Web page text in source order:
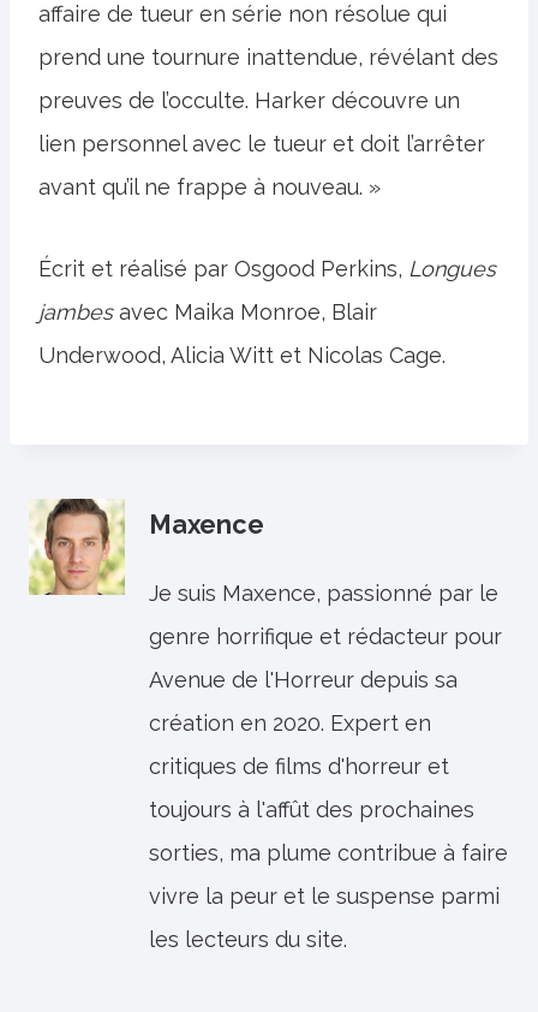
affaire de tueur en série non résolue qui
prend une tournure inattendue, révélant des
preuves de l’occulte. Harker découvre un
lien personnel avec le tueur et doit l’arrêter
avant qu’il ne frappe à nouveau. »
Écrit et réalisé par Osgood Perkins, Longues
jambesavec Maika Monroe, Blair
Underwood, Alicia Witt et Nicolas Cage.
Maxence
Je suis Maxence, passionné par le
genre horrifique et rédacteur pour
Avenue de l'Horreur depuis sa
création en 2020. Expert en
critiques de films d'horreur et
toujours à l'affût des prochaines
sorties, ma plume contribue à faire
vivre la peur et le suspense parmi
les lecteurs du site.